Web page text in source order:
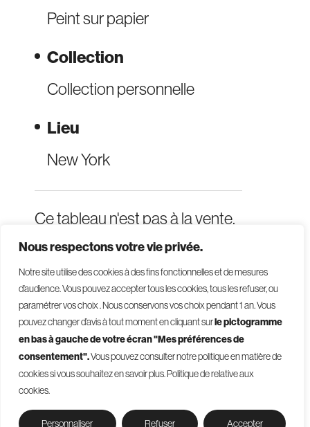
Nous respectons votre vie privée.
Notre site utilise des cookies à des fins fonctionnelles et de mesures
d’audience. Vous pouvez accepter tous les cookies, tous les refuser, ou
paramétrer vos choix . Nous conservons vos choix pendant 1 an.Vous
pouvez changer d’avis à tout moment en cliquant surle pictogramme
en bas à gauche de votre écran "Mes préférences de
consentement".Vous pouvez consulter notre politique en matière de
cookies si vous souhaitez en savoir plus.Politique de relative aux
cookies.
Personnaliser Refuser Accepter
Peint sur papier
Collection
Collection personnelle
Lieu
New York
Ce tableau n'est pas à la vente.
© 2026 - Givelet
Conditions générales de vente
Mentions légales
Politique de confidentialité
Gestion des cookies